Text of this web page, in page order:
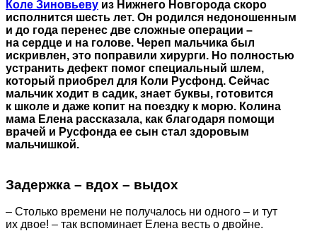
Коле Зиновьеву из Нижнего Новгорода скоро
исполнится шесть лет. Он родился недоношенным
и до года перенес две сложные операции –
на сердце и на голове. Череп мальчика был
искривлен, это поправили хирурги. Но полностью
устранить дефект помог специальный шлем,
который приобрел для Коли Русфонд. Сейчас
мальчик ходит в садик, знает буквы, готовится
к школе и даже копит на поездку к морю. Колина
мама Елена рассказала, как благодаря помощи
врачей и Русфонда ее сын стал здоровым
мальчишкой.
Задержка – вдох – выдох
– Столько времени не получалось ни одного – и тут
их двое! – так вспоминает Елена весть о двойне.